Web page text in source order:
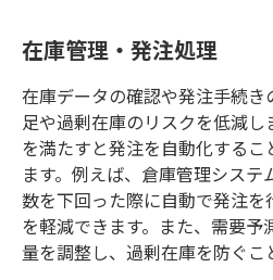
在庫管理・発注処理
在庫データの確認や発注手続
足や過剰在庫のリスクを低減
を満たすと発注を自動化するこ
ます。例えば、倉庫管理シス
数を下回った際に自動で発注を
を軽減できます。また、需要
量を調整し、過剰在庫を防ぐこ